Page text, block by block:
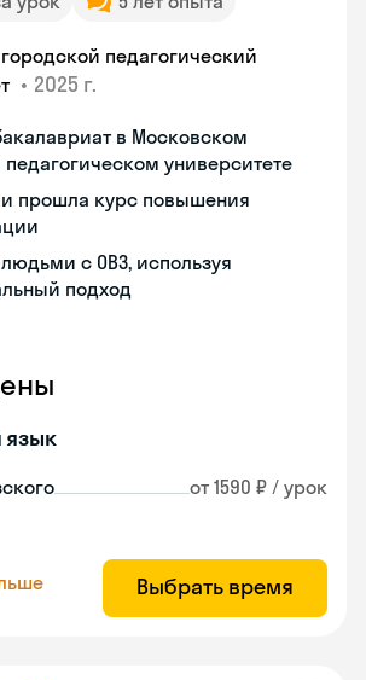
педагогический
• 2025 г.
в Московском
университете
и прошла курс повышения
людьми с ОВЗ, используя
подход
язык
от 1590 ₽ / урок
Выбрать время